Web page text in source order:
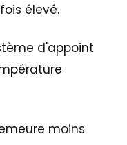
élevé.
d'appoint
moins